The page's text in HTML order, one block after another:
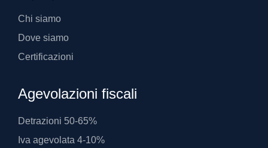
Chi siamo
Dove siamo
Certificazioni
Agevolazioni fiscali
Detrazioni 50-65%
Iva agevolata 4-10%